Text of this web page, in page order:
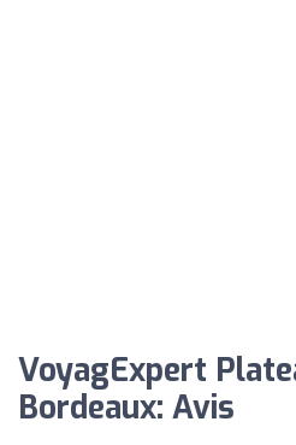
VoyagExpert
Bordeaux: Avis